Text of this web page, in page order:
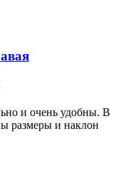
и очень удобны. В
размеры и наклон